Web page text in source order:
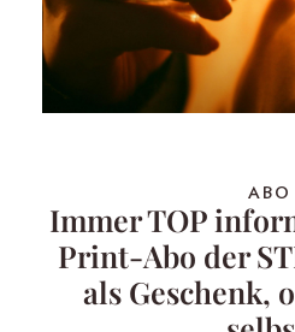
ABO
Immer TOP
Print-Abo der
als Geschenk,